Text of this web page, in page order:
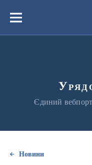
вмістуМеню
Єдиний
Новини